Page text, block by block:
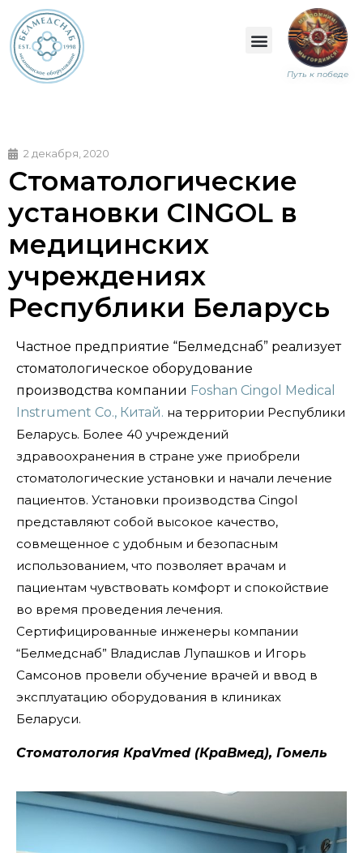
Путь к победе
2 декабря, 2020
Стоматологические
установки CINGOL в
медицинских
учреждениях
Республики Беларусь
Частное предприятие “Белмедснаб” реализует
стоматологическое оборудование
производства компании Foshan Cingol Medical
Instrument Co., Китай. на территории Республики
Беларусь. Более 40 учреждений
здравоохранения в стране уже приобрели
стоматологические установки и начали лечение
пациентов. Установки производства Cingol
представляют собой высокое качество,
совмещенное с удобным и безопасным
использованием, что позволяет врачам и
пациентам чувствовать комфорт и спокойствие
во время проведения лечения.
Сертифицированные инженеры компании
“Белмедснаб” Владислав Лупашков и Игорь
Самсонов провели обучение врачей и ввод в
эксплуатацию оборудования в клиниках
Беларуси.
Стоматология КраVmed (КраВмед), Гомель